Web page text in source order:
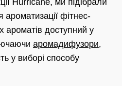
фітнес-
ароматів доступний у
аромадифузори,
у виборі способу